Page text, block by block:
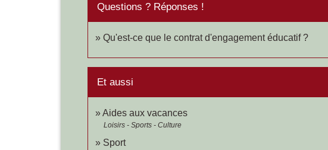
Questions ? Réponses !
Qu'est-ce que le contrat d'engagement éducatif ?
Et aussi
Aides aux vacances
Loisirs - Sports - Culture
Sport